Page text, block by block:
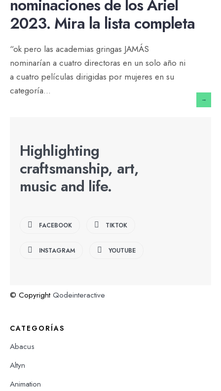
nominaciones de los Ariel
2023. Mira la lista completa
“ok pero las academias gringas JAMÁS
nominarían a cuatro directoras en un solo año ni
a cuatro películas dirigidas por mujeres en su
categoría...
→
Highlighting
craftsmanship, art,
music and life.
FACEBOOK TIKTOK
INSTAGRAM YOUTUBE
© CopyrightQodeinteractive
CATEGORÍAS
Abacus
Altyn
Animation